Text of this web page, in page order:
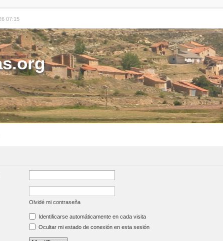
07:15
Olvidé mi contraseña
Identificarse automáticamente en cada visita
Ocultar mi estado de conexión en esta sesión